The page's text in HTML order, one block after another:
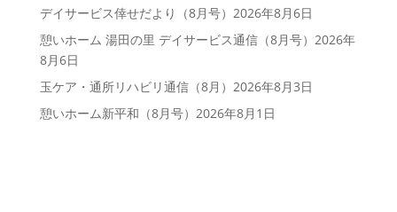
デイサービス倖せだより（8月号） 2026年8月6日
憩いホーム 湯田の里 デイサービス通信（8月号） 2026年
8月6日
玉ケア・通所リハビリ通信（8月） 2026年8月3日
憩いホーム新平和（8月号） 2026年8月1日